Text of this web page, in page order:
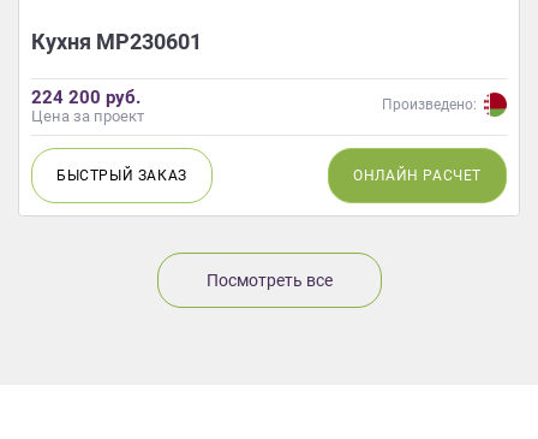
Кухня МР230601
224 200 руб.
Цена за проект
Произведено:
БЫСТРЫЙ ЗАКАЗ ОНЛАЙН РАСЧЕТ
Посмотреть все